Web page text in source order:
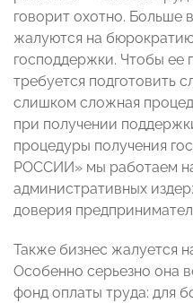
говорит охотно. Больше
жалуются на
господдержки. Чтобы ее
требуется подготовить
слишком сложная
при получении
процедуры получения
РОССИИ» мы работаем
административных
доверия
Также бизнес жалуется
Особенно серьезно она
фонд оплаты труда: для